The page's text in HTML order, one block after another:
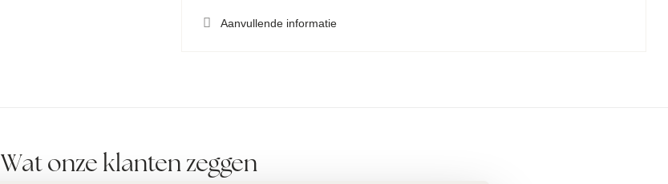
Aanvullende informatie
Wat onze klanten zeggen